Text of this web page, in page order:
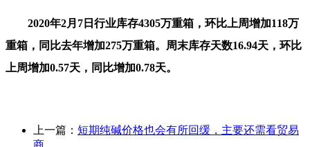
2020年2月7日行业库存4305万重箱，环比上周增加118万
重箱，同比去年增加275万重箱。周末库存天数16.94天，环比
上周增加0.57天，同比增加0.78天。
上一篇： 短期纯碱价格也会有所回缓，主要还需看贸易
商